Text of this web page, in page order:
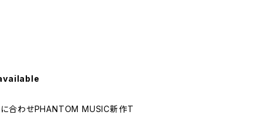
に合わせPHANTOM MUSIC新作T